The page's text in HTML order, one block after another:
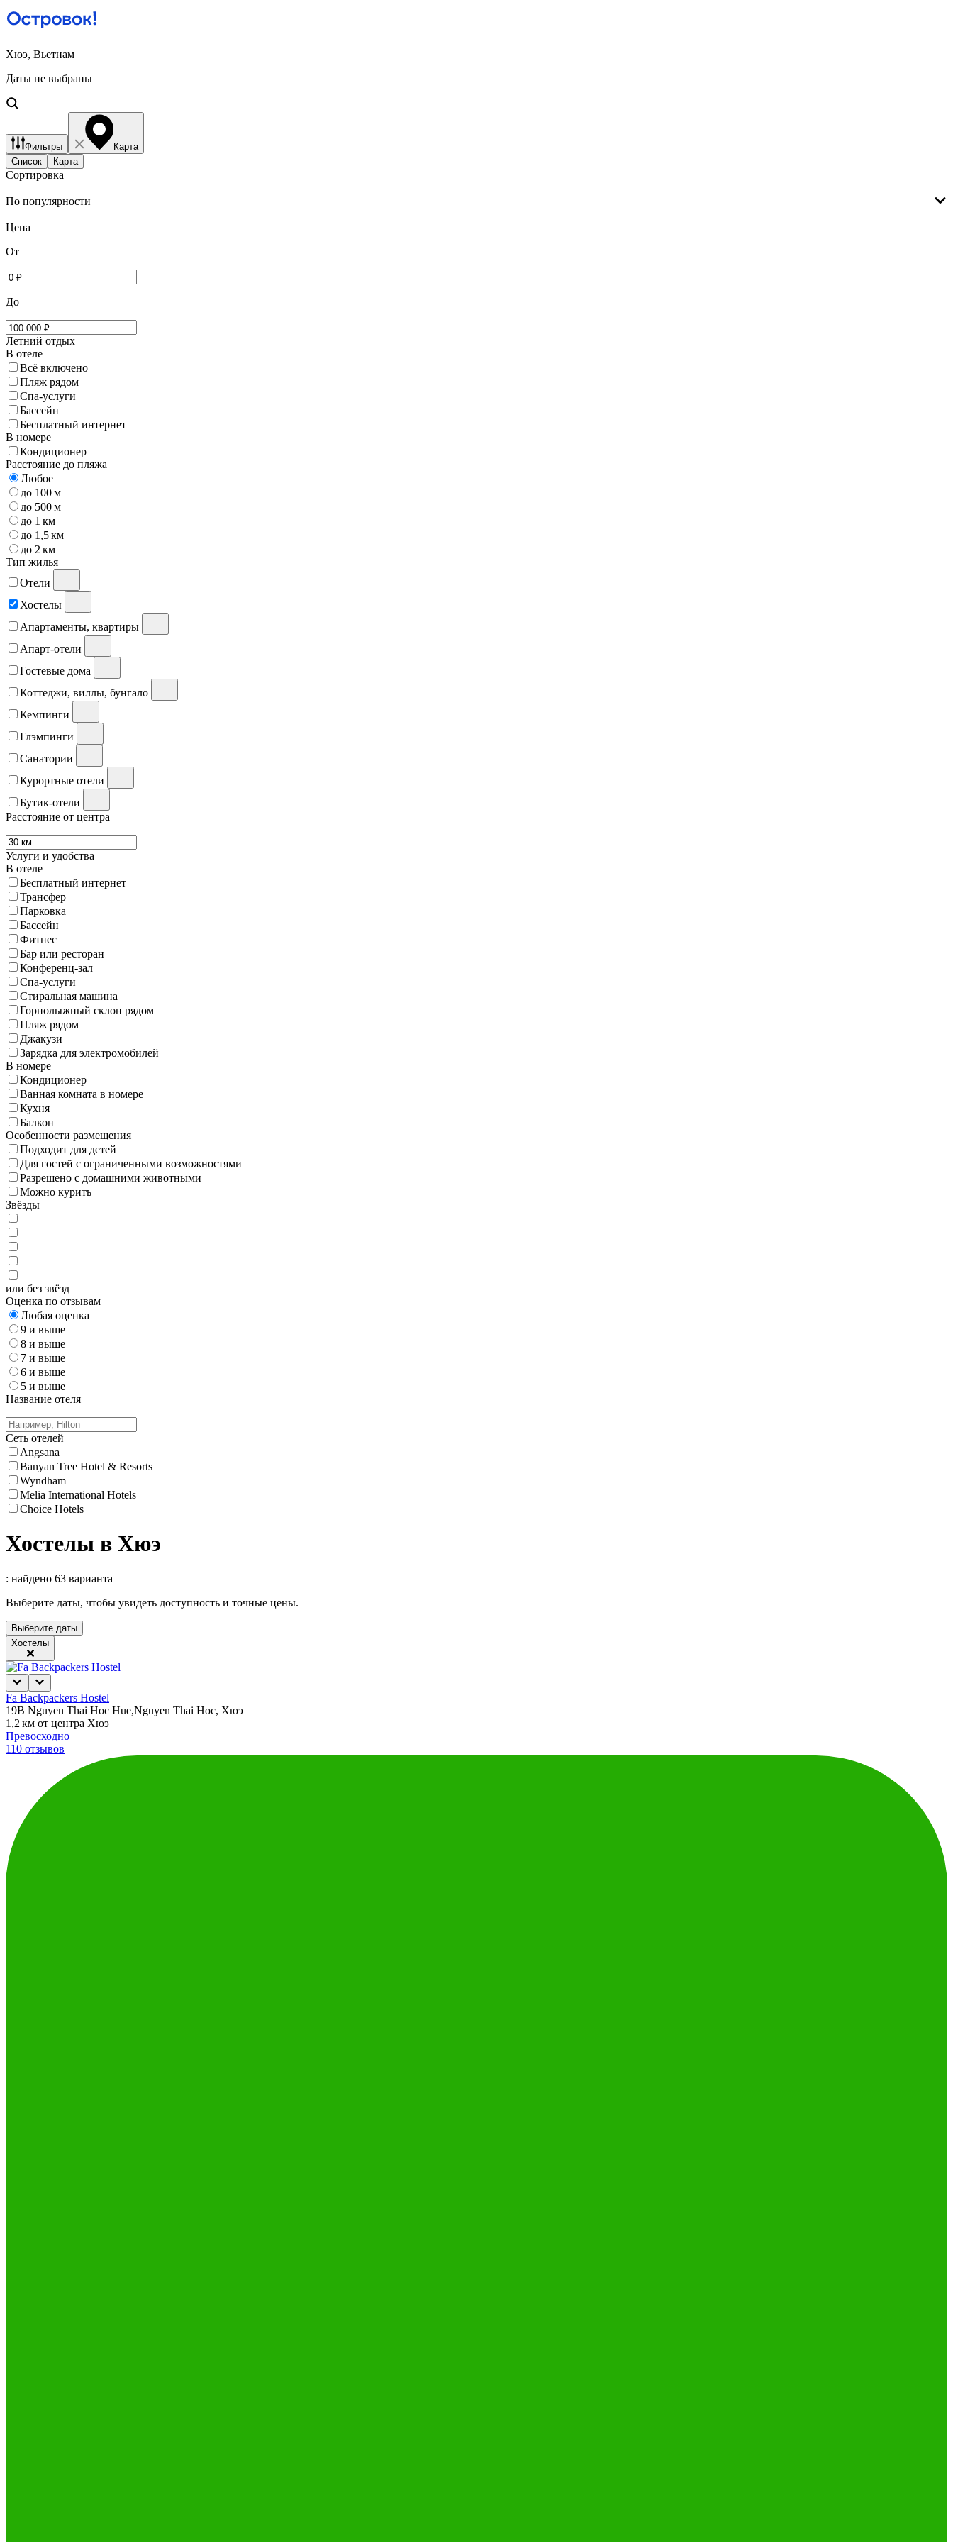
Хюэ, Вьетнам
Даты не выбраны
Фильтры
Карта
Список
Карта
Сортировка
По популярности
Цена
От
До
Летний отдых
В отеле
Всё включено
Пляж рядом
Спа-услуги
Бассейн
Бесплатный интернет
В номере
Кондиционер
Расстояние до пляжа
Любое
до 100 м
до 500 м
до 1 км
до 1,5 км
до 2 км
Тип жилья
Отели
Хостелы
Апартаменты, квартиры
Апарт-отели
Гостевые дома
Коттеджи, виллы, бунгало
Кемпинги
Глэмпинги
Санатории
Курортные отели
Бутик-отели
Расстояние от центра
Услуги и удобства
В отеле
Бесплатный интернет
Трансфер
Парковка
Бассейн
Фитнес
Бар или ресторан
Конференц-зал
Спа-услуги
Стиральная машина
Горнолыжный склон рядом
Пляж рядом
Джакузи
Зарядка для электромобилей
В номере
Кондиционер
Ванная комната в номере
Кухня
Балкон
Особенности размещения
Подходит для детей
Для гостей с ограниченными возможностями
Разрешено с домашними животными
Можно курить
Звёзды
или без звёзд
Оценка по отзывам
Любая оценка
9 и выше
8 и выше
7 и выше
6 и выше
5 и выше
Название отеля
Сеть отелей
Angsana
Banyan Tree Hotel & Resorts
Wyndham
Melia International Hotels
Choice Hotels
Хостелы в Хюэ
: найдено 63 варианта
Выберите даты, чтобы увидеть доступность и точные цены.
Выберите даты
Хостелы
Fa Backpackers Hostel
19B Nguyen Thai Hoc Hue,Nguyen Thai Hoc, Хюэ
1,2 км от центра Хюэ
Превосходно
110 отзывов